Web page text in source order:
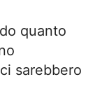
quanto
sarebbero